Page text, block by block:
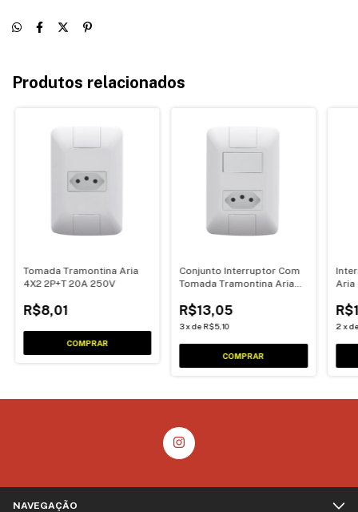
Produtos relacionados
Tomada Tramontina Aria
4X2 2P+T 20A 250V
R$8,01
Conjunto Interruptor Com
Tomada Tramontina Aria
R$13,05
3xdeR$5,10
Aria
2x
NAVEGAÇÃO